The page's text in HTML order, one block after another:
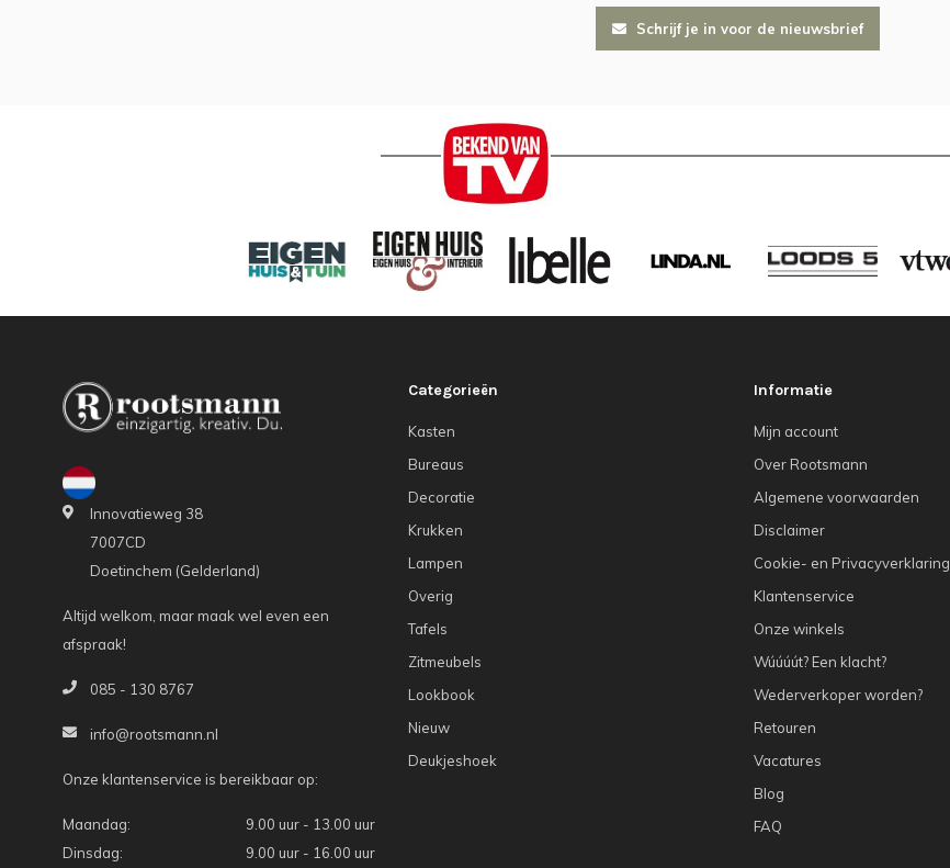
Schrijf je in voor de nieuwsbrief
Innovatieweg 38
7007CD
Doetinchem (Gelderland)
Altijd welkom, maar maak wel even een
afspraak!
085 - 130 8767
info@rootsmann.nl
Onze klantenservice is bereikbaar op:
Maandag:
9.00 uur - 13.00 uur
Dinsdag:
9.00 uur - 16.00 uur
Categorieën
Kasten
Bureaus
Decoratie
Krukken
Lampen
Overig
Tafels
Zitmeubels
Lookbook
Nieuw
Deukjeshoek
Informatie
Mijn account
Over Rootsmann
Algemene voorwaarden
Disclaimer
Cookie- en Privacyverklaring
Klantenservice
Onze winkels
Wúúúút? Een klacht?
Wederverkoper worden?
Retouren
Vacatures
Blog
FAQ